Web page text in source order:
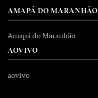
AMAPÁ DO MARANHÃO
Amapá do Maranhão
AOVIVO
aovivo